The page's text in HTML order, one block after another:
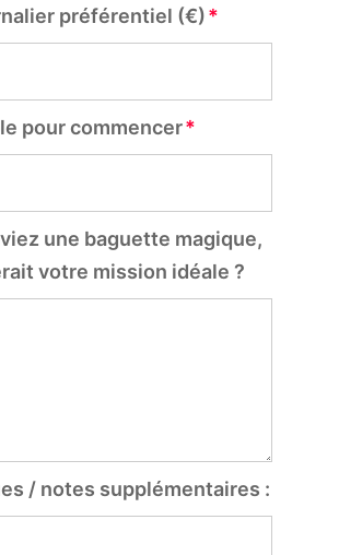
préférentiel (€)
pour commencer
une baguette magique,
votre mission idéale ?
/ notes supplémentaires :